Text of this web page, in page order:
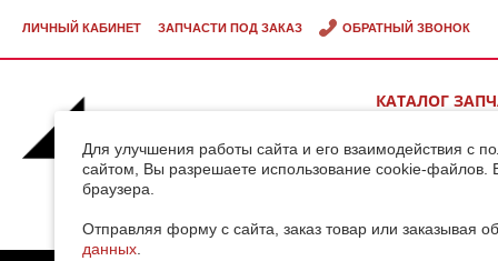
Для улучшения работы сайта и его взаимодействия с
сайтом, Вы разрешаете использование cookie-файлов.
браузера.
Отправляя форму с сайта, заказ товар или заказывая
данных
ЛИЧНЫЙ КАБИНЕТ ЗАПЧАСТИ ПОД ЗАКАЗ ОБРАТНЫЙ ЗВОНОК
КАТАЛОГ